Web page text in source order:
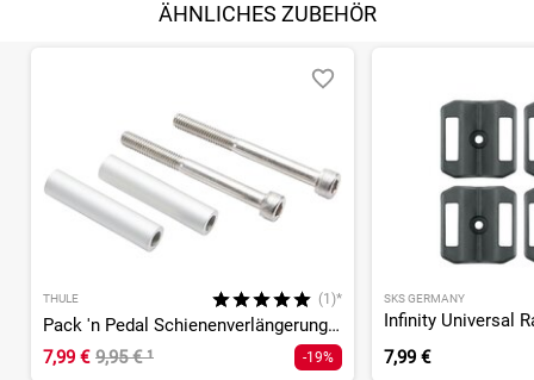
ÄHNLICHES ZUBEHÖR
THULE (1)*
Pack 'n Pedal Schienenverlängerungsset
7,99 € 9,95 €¹ -19%
SKS GERMANY
7,99 €